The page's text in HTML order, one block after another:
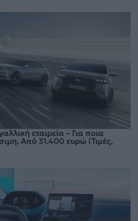
εταιρεία – Για ποια
Από 31.400 ευρώ (Τιμές,